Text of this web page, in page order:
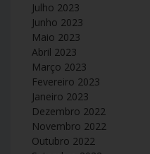
Julho 2023
Junho 2023
Maio 2023
Abril 2023
Março 2023
Fevereiro 2023
Janeiro 2023
Dezembro 2022
Novembro 2022
Outubro 2022